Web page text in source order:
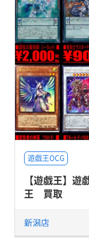
遊戯王OCG
【遊戯王】
王 買取
新潟店